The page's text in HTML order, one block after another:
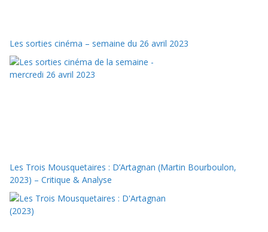
Les sorties cinéma – semaine du 26 avril 2023
Les Trois Mousquetaires : D’Artagnan (Martin Bourboulon,
2023) – Critique & Analyse